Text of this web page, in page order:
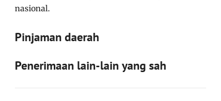
nasional.
Pinjaman daerah
Penerimaan lain-lain yang sah